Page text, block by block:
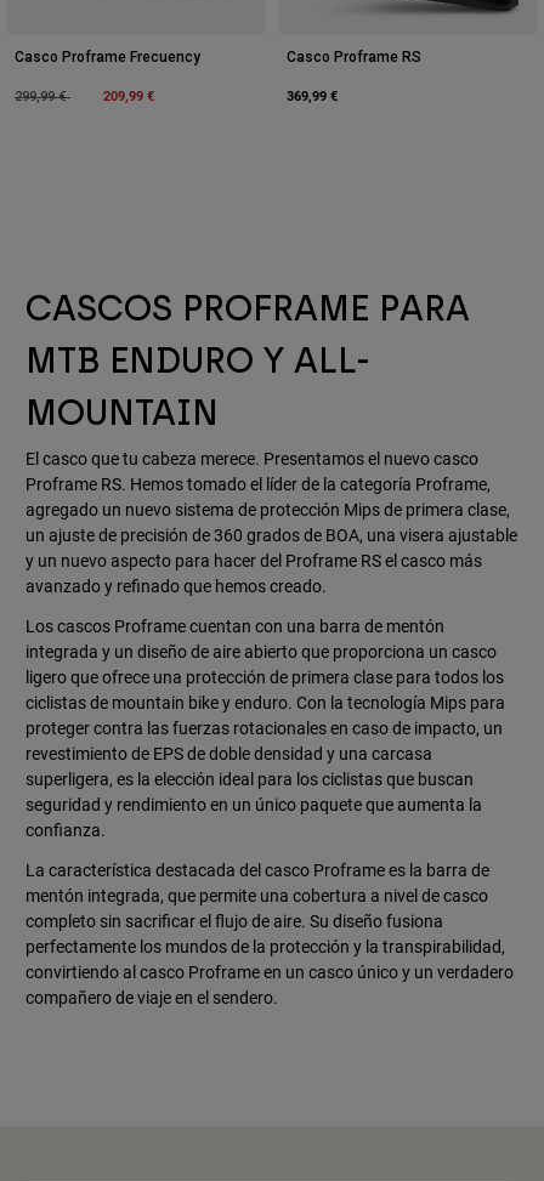
Casco Proframe Frecuency
Price reduced from
299,99 €to 209,99 €
Casco Proframe RS
369,99 €
CASCOS PROFRAME PARA
MTB ENDURO Y ALL-
MOUNTAIN
El casco que tu cabeza merece. Presentamos el nuevo casco
Proframe RS. Hemos tomado el líder de la categoría Proframe,
agregado un nuevo sistema de protección Mips de primera clase,
un ajuste de precisión de 360 grados de BOA, una visera ajustable
y un nuevo aspecto para hacer del Proframe RS el casco más
avanzado y refinado que hemos creado.
Los cascos Proframe cuentan con una barra de mentón
integrada y un diseño de aire abierto que proporciona un casco
ligero que ofrece una protección de primera clase para todos los
ciclistas de mountain bike y enduro. Con la tecnología Mips para
proteger contra las fuerzas rotacionales en caso de impacto, un
revestimiento de EPS de doble densidad y una carcasa
superligera, es la elección ideal para los ciclistas que buscan
seguridad y rendimiento en un único paquete que aumenta la
confianza.
La característica destacada del casco Proframe es la barra de
mentón integrada, que permite una cobertura a nivel de casco
completo sin sacrificar el flujo de aire. Su diseño fusiona
perfectamente los mundos de la protección y la transpirabilidad,
convirtiendo al casco Proframe en un casco único y un verdadero
compañero de viaje en el sendero.